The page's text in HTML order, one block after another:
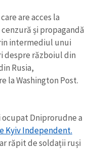
are acces la
și propagandă
intermediul unui
despre războiul din
Rusia,
la Washington Post.
Dniprorudne a
Kyiv Independent.
răpit de soldații ruși